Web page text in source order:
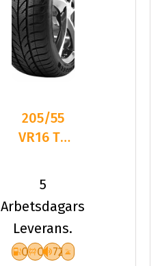
205/55
VR16 TL
4-
SEASON
XL
5
Arbetsdagars
Leverans.
C C 72